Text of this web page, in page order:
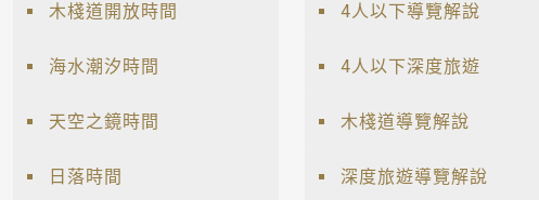
木棧道開放時間
海水潮汐時間
天空之鏡時間
日落時間
4人以下導覽解說
4人以下深度旅遊
木棧道導覽解說
深度旅遊導覽解說